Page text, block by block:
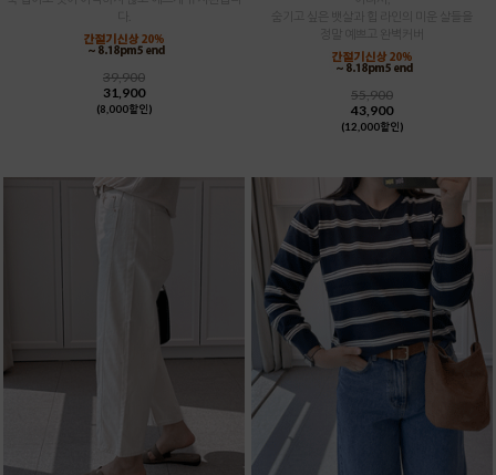
39,900
31,900
(8,000할인)
숨기고 싶은 뱃살과 힙 라인의 미운 살들을
55,900
43,900
(12,000할인)